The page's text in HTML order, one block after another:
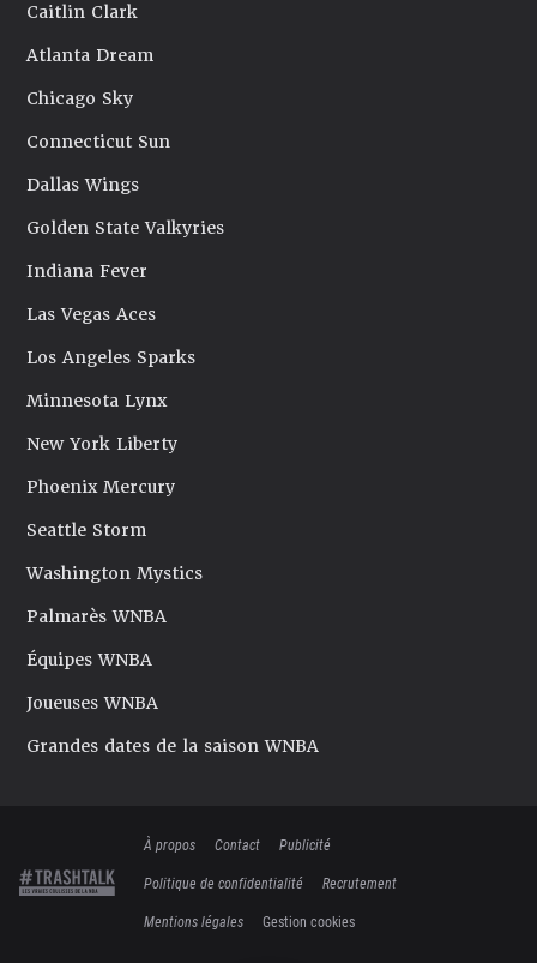
Caitlin Clark
Atlanta Dream
Chicago Sky
Connecticut Sun
Dallas Wings
Golden State Valkyries
Indiana Fever
Las Vegas Aces
Los Angeles Sparks
Minnesota Lynx
New York Liberty
Phoenix Mercury
Seattle Storm
Washington Mystics
Palmarès WNBA
Équipes WNBA
Joueuses WNBA
Grandes dates de la saison WNBA
À propos Contact
Publicité
Politique de confidentialité
Recrutement
Mentions légales
Gestion cookies